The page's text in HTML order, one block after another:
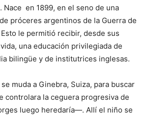
en 1899, en el seno de una
próceres argentinos de la Guerra de
le permitió recibir, desde sus
una educación privilegiada de
bilingüe y de institutrices inglesas.
muda a Ginebra, Suiza, para buscar
controlara la ceguera progresiva de
luego heredaría—. Allí el niño se